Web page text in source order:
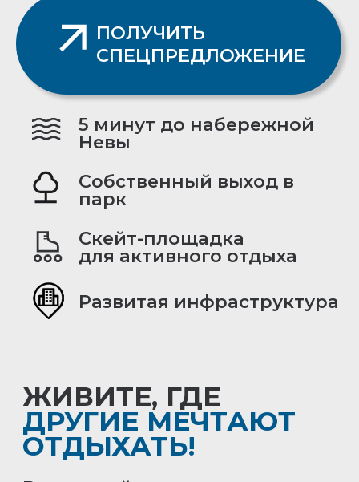
Развитая инфраструктура
ЖИВИТЕ, ГДЕ
ДРУГИЕ МЕЧТАЮТ
ОТДЫХАТЬ!
Ваш новый дом — в самом
сердце природы у воды:
купайтесь и загорайте
каждые выходные!
ПАРК ЗА УГЛОМ
прогулки с детьми
и пикники у реки